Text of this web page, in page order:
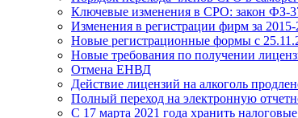
Ключевые изменения в СРО: закон ФЗ-
Изменения в регистрации фирм за 2015-
Новые регистрационные формы с
Новые требования по получении
Отмена ЕНВД
Действие лицензий на алкоголь
Полный переход на электронную
С 17 марта 2021 года хранить